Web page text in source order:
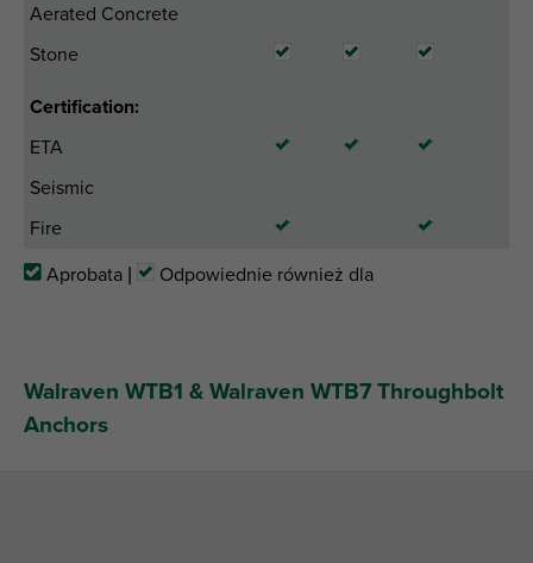
Aerated Concrete
Stone
Certification:
ETA
Seismic
Fire
Aprobata |
Odpowiednie również dla
Walraven WTB1 & Walraven WTB7 Throughbolt
Anchors